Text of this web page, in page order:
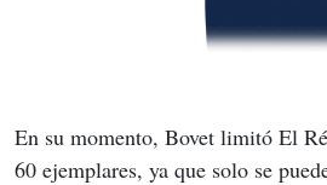
En su momento, Bovet limitó El
60 ejemplares, ya que solo se